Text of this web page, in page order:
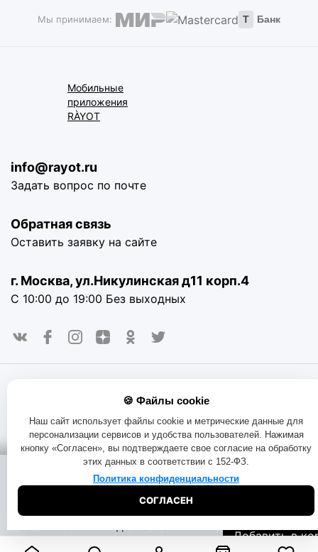
покупке:
Начать чат
8-800-333-51-
Доставка:
Узнать дату
Добавить в
Мы принимаем: Т Банк
Мобильные
приложения
RÀYOT
info@rayot.ru
Задать вопрос по почте
Обратная связь
Оставить заявку на сайте
г. Москва, ул.Никулинская д11 корп.4
С 10:00 до 19:00 Без выходных
использует куки-файлы и другие технологии, чтобы помочь
вам в навигации, а также предоставить лучший
пользовательский опыт, анализировать использование
наших продуктов и услуг, повысить качество рекламных и
маркетинговых активностей. Если Вы не хотите, чтобы
Ваши пользовательские данные обрабатывались,
пожалуйста, ограничьте их использование в своём
браузере.
Договор оферта
Обмен и возврат товара
🍪 Файлы cookie
Наш сайт использует файлы cookie и метрические данные для
персонализации сервисов и удобства пользователей. Нажимая
кнопку «Согласен», вы подтверждаете свое согласие на обработку
этих данных в соответствии с 152-ФЗ.
Политика конфиденциальности
СОГЛАСЕН